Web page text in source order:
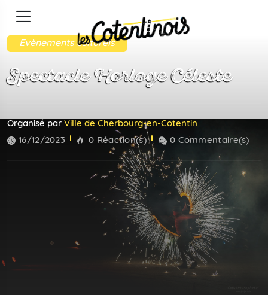
Evènements culturels
Spectacle Horloge Céleste
Organisé par Ville de Cherbourg-en-Cotentin
16/12/2023
0 Réaction(s) 0 Commentaire(s)